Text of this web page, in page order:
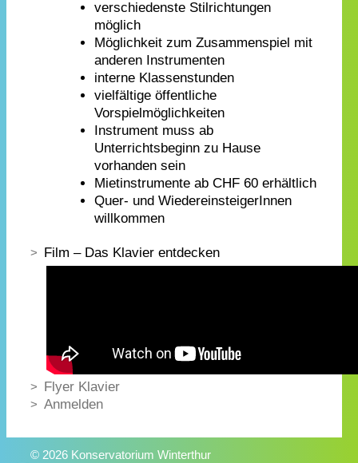
verschiedenste Stilrichtungen
möglich
Möglichkeit zum Zusammenspiel mit
anderen Instrumenten
interne Klassenstunden
vielfältige öffentliche
Vorspielmöglichkeiten
Instrument muss ab
Unterrichtsbeginn zu Hause
vorhanden sein
Mietinstrumente ab CHF 60 erhältlich
Quer- und WiedereinsteigerInnen
willkommen
Film – Das Klavier entdecken
Flyer Klavier
Anmelden
© 2026 Konservatorium Winterthur